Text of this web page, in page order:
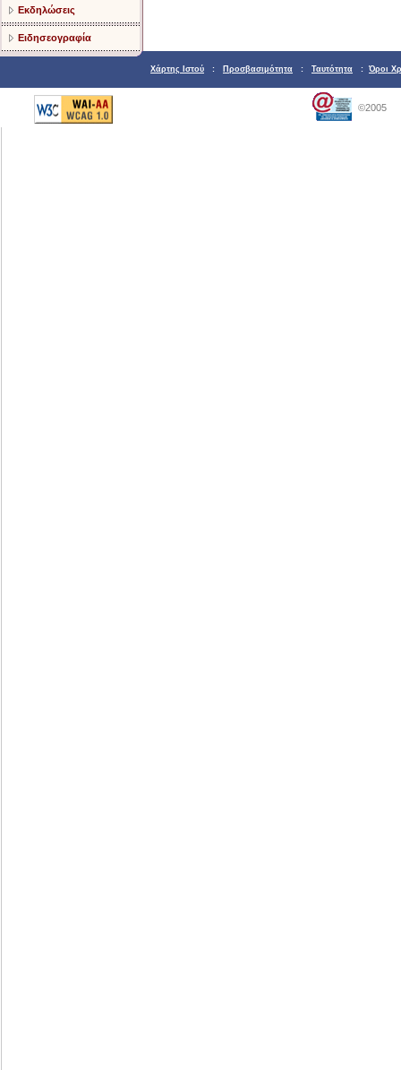
Εκδηλώσεις
Ειδησεογραφία
Χάρτης Ιστού : Προσβασιμότητα : Ταυτότητα : Όροι
©2005